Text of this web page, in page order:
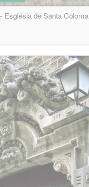
Església de Santa Coloma